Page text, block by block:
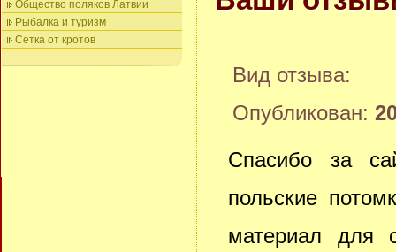
Общество поляков Латвии
Рыбалка и туризм
Сетка от кротов
Вид отзыва:
Опубликован:
Спасибо за
польские
материал для